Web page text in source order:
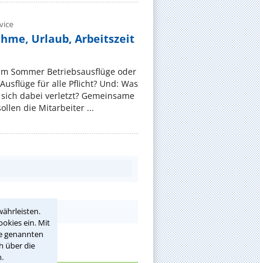
ein. Mit
genannten
über die
Urlaub, Arbeitszeit
Sommer Betriebsausflüge oder
für alle Pflicht? Und: Was
dabei verletzt? Gemeinsame
die Mitarbeiter ...